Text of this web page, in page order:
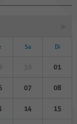
Sa Di
01
07 08
14 15